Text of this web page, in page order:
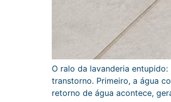
O ralo da lavanderia
transtorno. Primeiro, a água
retorno de água acontece,